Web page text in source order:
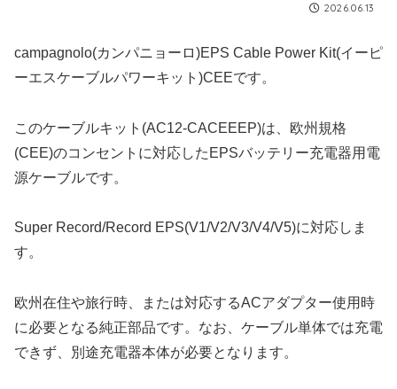
2026.06.13
campagnolo(カンパニョーロ)EPS Cable Power Kit(イーピ
ーエスケーブルパワーキット)CEEです。
このケーブルキット(AC12-CACEEEP)は、欧州規格
(CEE)のコンセントに対応したEPSバッテリー充電器用電
源ケーブルです。
Super Record/Record EPS(V1/V2/V3/V4/V5)に対応しま
す。
欧州在住や旅行時、または対応するACアダプター使用時
に必要となる純正部品です。なお、ケーブル単体では充電
できず、別途充電器本体が必要となります。